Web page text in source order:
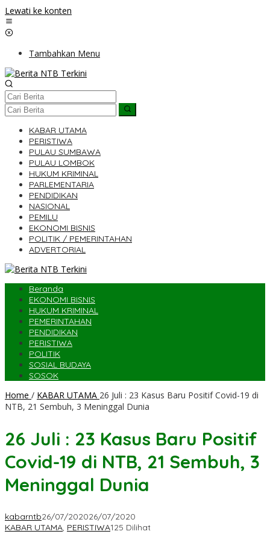
Lewati ke konten
Tambahkan Menu
KABAR UTAMA
PERISTIWA
PULAU SUMBAWA
PULAU LOMBOK
HUKUM KRIMINAL
PARLEMENTARIA
PENDIDIKAN
NASIONAL
PEMILU
EKONOMI BISNIS
POLITIK / PEMERINTAHAN
ADVERTORIAL
Beranda
EKONOMI BISNIS
HUKUM KRIMINAL
PEMERINTAHAN
PENDIDIKAN
PERISTIWA
POLITIK
SOSIAL BUDAYA
SOSOK
Home / KABAR UTAMA 26 Juli : 23 Kasus Baru Positif Covid-19 di
NTB, 21 Sembuh, 3 Meninggal Dunia
26 Juli : 23 Kasus Baru Positif
Covid-19 di NTB, 21 Sembuh, 3
Meninggal Dunia
kabarntb26/07/202026/07/2020
KABAR UTAMA, PERISTIWA125 Dilihat